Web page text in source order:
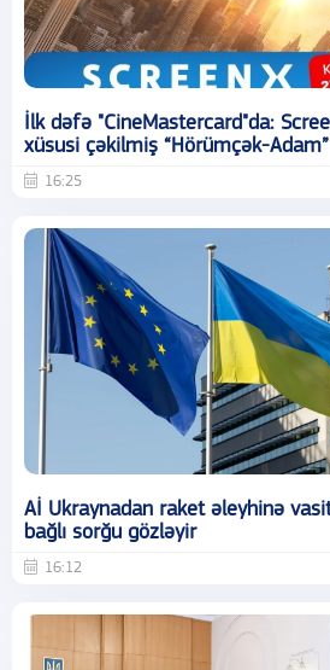
İlk dəfə "CineMastercard"da:
xüsusi çəkilmiş “Hörümçək-Adam”
16:25
Aİ Ukraynadan raket əleyhinə
bağlı sorğu gözləyir
16:12